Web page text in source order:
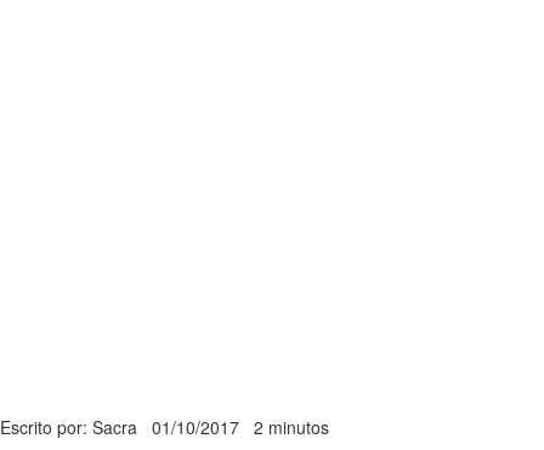
Escrito por: Sacra 01/10/2017 2 minutos